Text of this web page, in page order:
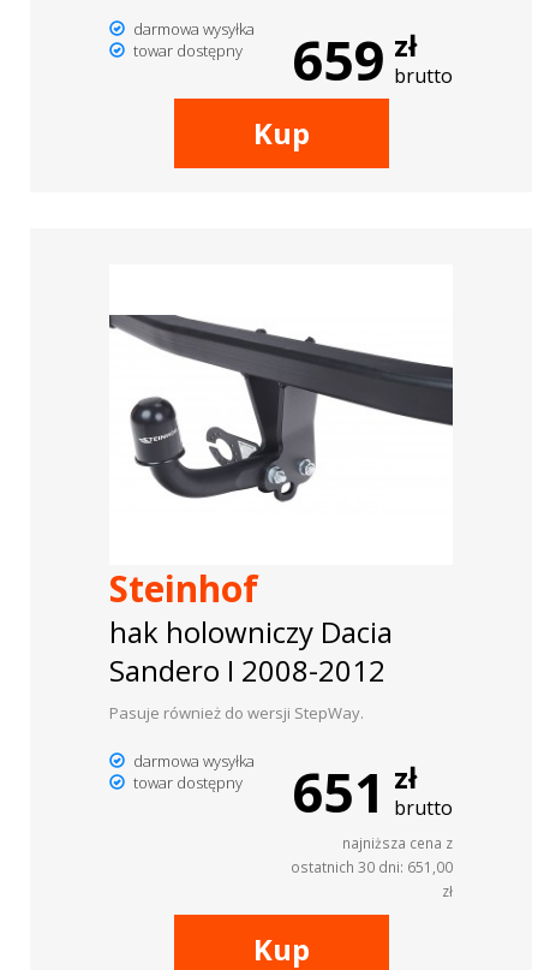
darmowa wysyłka
towar dostępny
659 zł
brutto
Kup
Steinhof
hak holowniczy Dacia
Sandero I 2008-2012
Pasuje również do wersji StepWay.
darmowa wysyłka
towar dostępny
651 zł
brutto
najniższa cena z
ostatnich 30 dni: 651,00
zł
Kup